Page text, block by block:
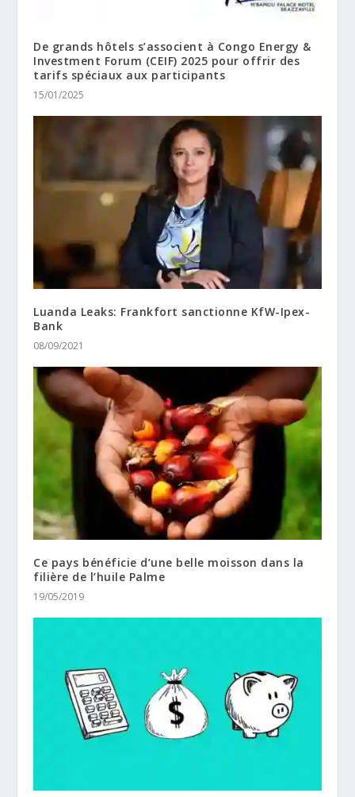
De grands hôtels s’associent à Congo Energy &
Investment Forum (CEIF) 2025 pour offrir des
tarifs spéciaux aux participants
15/01/2025
Luanda Leaks: Frankfort sanctionne KfW-Ipex-
Bank
08/09/2021
Ce pays bénéficie d’une belle moisson dans la
filière de l’huile Palme
19/05/2019